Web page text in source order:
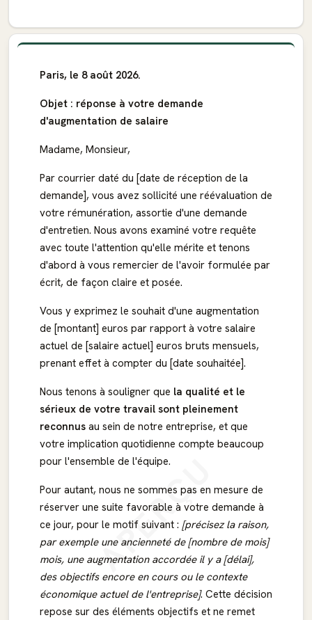
APERÇU
Paris, le 8 août 2026.
Objet : réponse à votre demande
d'augmentation de salaire
Madame, Monsieur,
Par courrier daté du [date de réception de la
demande], vous avez sollicité une réévaluation de
votre rémunération, assortie d'une demande
d'entretien. Nous avons examiné votre requête
avec toute l'attention qu'elle mérite et tenons
d'abord à vous remercier de l'avoir formulée par
écrit, de façon claire et posée.
Vous y exprimez le souhait d'une augmentation
de [montant] euros par rapport à votre salaire
actuel de [salaire actuel] euros bruts mensuels,
prenant effet à compter du [date souhaitée].
Nous tenons à souligner que la qualité et le
sérieux de votre travail sont pleinement
reconnus au sein de notre entreprise, et que
votre implication quotidienne compte beaucoup
pour l'ensemble de l'équipe.
Pour autant, nous ne sommes pas en mesure de
réserver une suite favorable à votre demande à
ce jour, pour le motif suivant : [précisez la raison,
par exemple une ancienneté de [nombre de mois]
mois, une augmentation accordée il y a [délai],
des objectifs encore en cours ou le contexte
économique actuel de l'entreprise]. Cette décision
repose sur des éléments objectifs et ne remet